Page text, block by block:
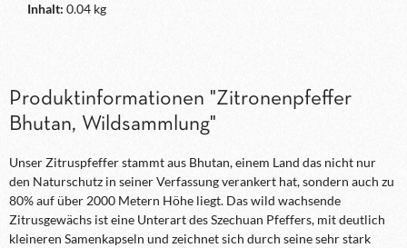
Inhalt: 0.04 kg
Produktinformationen "Zitronenpfeffer
Bhutan, Wildsammlung"
Unser Zitruspfeffer stammt aus Bhutan, einem Land das nicht nur
den Naturschutz in seiner Verfassung verankert hat, sondern auch zu
80% auf über 2000 Metern Höhe liegt. Das wild wachsende
Zitrusgewächs ist eine Unterart des Szechuan Pfeffers, mit deutlich
kleineren Samenkapseln und zeichnet sich durch seine sehr stark